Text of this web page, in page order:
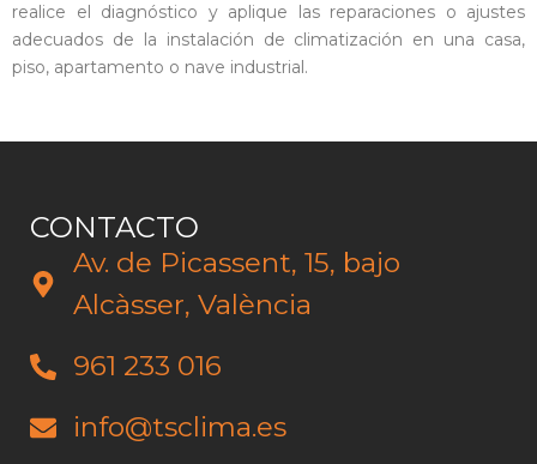
realice el diagnóstico y aplique las reparaciones o ajustes
adecuados de la instalación de climatización en una casa,
piso, apartamento o nave industrial.
CONTACTO
Av. de Picassent, 15, bajo
Alcàsser, València
961 233 016
info@tsclima.es